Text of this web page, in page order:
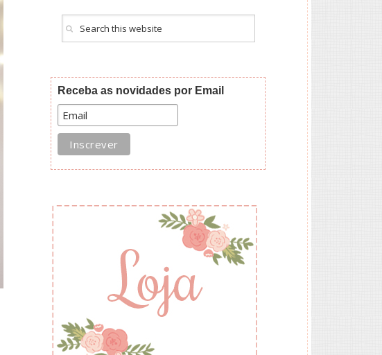
Receba as novidades por Email